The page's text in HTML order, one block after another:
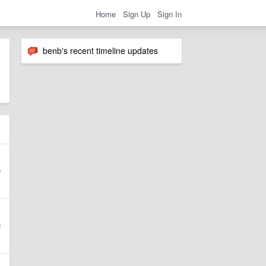
Home Sign Up Sign In
benb's recent timeline updates